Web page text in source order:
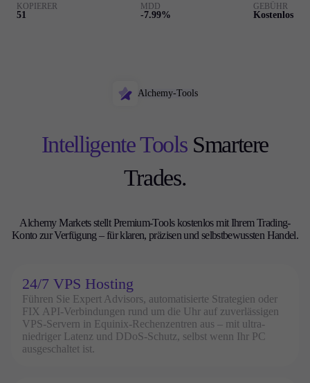
KOPIERER
51
MDD
-7.99%
GEBÜHR
Kostenlos
Alchemy-Tools
Intelligente ToolsSmartere
Trades.
Alchemy Markets stellt Premium-Tools kostenlos mit Ihrem Trading-
Konto zur Verfügung – für klaren, präzisen und selbstbewussten Handel.
24/7 VPS Hosting
Führen Sie Expert Advisors, automatisierte Strategien oder
FIX API-Verbindungen rund um die Uhr auf zuverlässigen
VPS-Servern in Equinix-Rechenzentren aus – mit ultra-
niedriger Latenz und DDoS-Schutz, selbst wenn Ihr PC
ausgeschaltet ist.